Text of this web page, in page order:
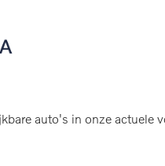
auto's in onze actuele